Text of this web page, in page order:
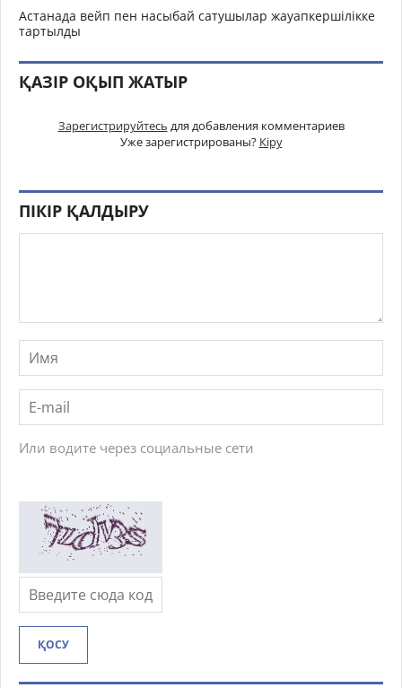
Астанада вейп пен насыбай сатушылар жауапкершілікке
тартылды
ҚАЗІР ОҚЫП ЖАТЫР
Зарегистрируйтесь для добавления комментариев
Уже зарегистрированы? Кіру
ПІКІР ҚАЛДЫРУ
Или водите через социальные сети
ҚОСУ